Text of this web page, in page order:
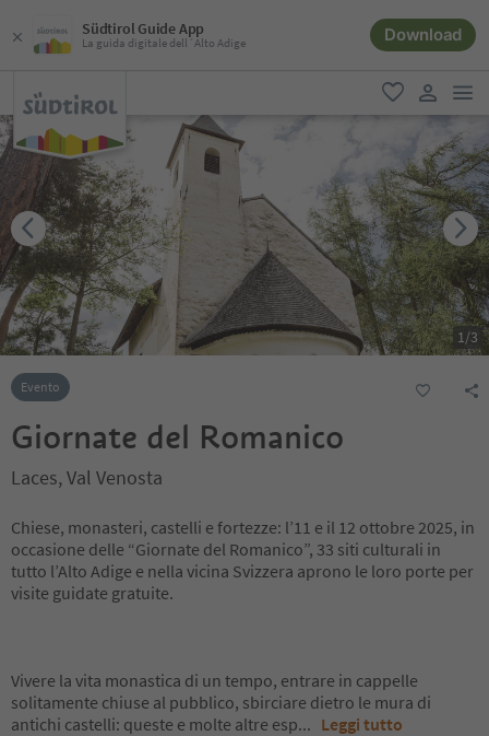
Südtirol Guide App
La guida digitale dell´Alto Adige Download
favoriti
user link
1/3
Evento
Giornate del Romanico
Laces, Val Venosta
Chiese, monasteri, castelli e fortezze: l’11 e il 12 ottobre 2025, in
occasione delle “Giornate del Romanico”, 33 siti culturali in
tutto l’Alto Adige e nella vicina Svizzera aprono le loro porte per
visite guidate gratuite.
Vivere la vita monastica di un tempo, entrare in cappelle
solitamente chiuse al pubblico, sbirciare dietro le mura di
antichi castelli: queste e molte altre esp... Leggi tutto